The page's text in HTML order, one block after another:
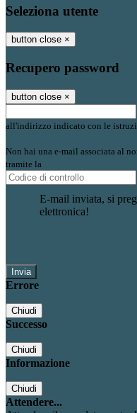
Seleziona utente
button close ×
Recupero password
button close ×
all'indirizzo indicato con le
Non hai una e-mail associata al
tramite la
E-mail inviata, si
elettronica!
Errore
Chiudi
Successo
Chiudi
Informazione
Chiudi
Attendere...